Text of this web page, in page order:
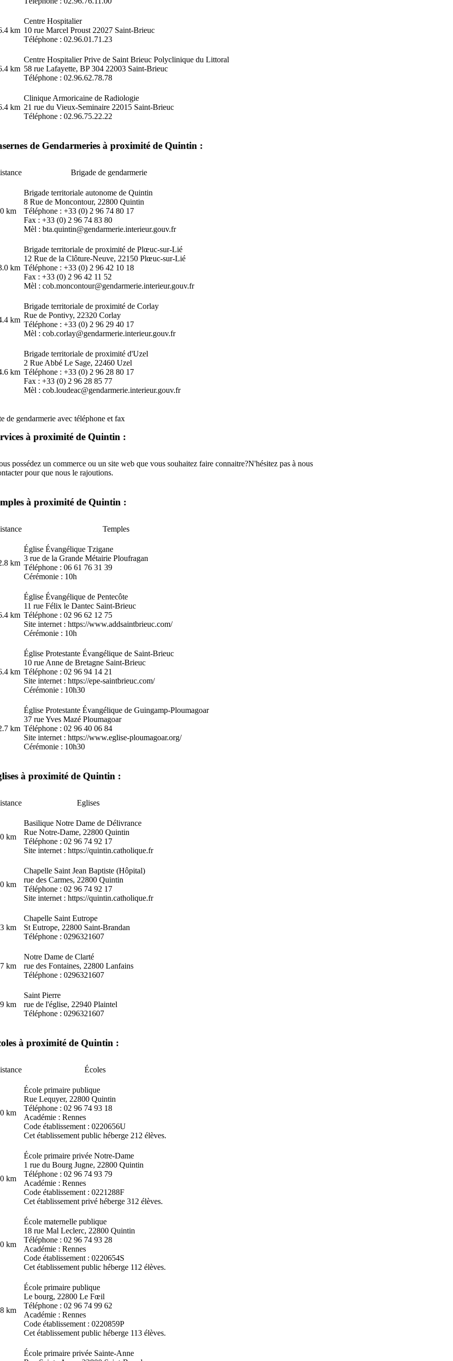
km
Centre Hospitalier
10 rue Marcel Proust 22027 Saint-Brieuc
Téléphone : 02.96.01.71.23
km
Centre Hospitalier Prive de Saint Brieuc Polyclinique du Littoral
58 rue Lafayette, BP 304 22003 Saint-Brieuc
Téléphone : 02.96.62.78.78
km
Clinique Armoricaine de Radiologie
21 rue du Vieux-Seminaire 22015 Saint-Brieuc
Téléphone : 02.96.75.22.22
de Gendarmeries à proximité de Quintin :
Brigade de gendarmerie
km
Brigade territoriale autonome de Quintin
8 Rue de Moncontour, 22800 Quintin
Téléphone : +33 (0) 2 96 74 80 17
Fax : +33 (0) 2 96 74 83 80
Mèl : bta.quintin@gendarmerie.interieur.gouv.fr
km
Brigade territoriale de proximité de Plœuc-sur-Lié
12 Rue de la Clôture-Neuve, 22150 Plœuc-sur-Lié
Téléphone : +33 (0) 2 96 42 10 18
Fax : +33 (0) 2 96 42 11 52
Mèl : cob.moncontour@gendarmerie.interieur.gouv.fr
km
Brigade territoriale de proximité de Corlay
Rue de Pontivy, 22320 Corlay
Téléphone : +33 (0) 2 96 29 40 17
Mèl : cob.corlay@gendarmerie.interieur.gouv.fr
km
Brigade territoriale de proximité d'Uzel
2 Rue Abbé Le Sage, 22460 Uzel
Téléphone : +33 (0) 2 96 28 80 17
Fax : +33 (0) 2 96 28 85 77
Mèl : cob.loudeac@gendarmerie.interieur.gouv.fr
de gendarmerie avec téléphone et fax
à proximité de Quintin :
possédez un commerce ou un site web que vous souhaitez faire connaitre?N'hésitez pas à nous
pour que nous le rajoutions.
à proximité de Quintin :
Temples
km
Église Évangélique Tzigane
3 rue de la Grande Métairie Ploufragan
Téléphone : 06 61 76 31 39
Cérémonie : 10h
km
Église Évangélique de Pentecôte
11 rue Félix le Dantec Saint-Brieuc
Téléphone : 02 96 62 12 75
Site internet : https://www.addsaintbrieuc.com/
Cérémonie : 10h
km
Église Protestante Évangélique de Saint-Brieuc
10 rue Anne de Bretagne Saint-Brieuc
Téléphone : 02 96 94 14 21
Site internet : https://epe-saintbrieuc.com/
Cérémonie : 10h30
km
Église Protestante Évangélique de Guingamp-Ploumagoar
37 rue Yves Mazé Ploumagoar
Téléphone : 02 96 40 06 84
Site internet : https://www.eglise-ploumagoar.org/
Cérémonie : 10h30
à proximité de Quintin :
Eglises
km
Basilique Notre Dame de Délivrance
Rue Notre-Dame, 22800 Quintin
Téléphone : 02 96 74 92 17
Site internet : https://quintin.catholique.fr
km
Chapelle Saint Jean Baptiste (Hôpital)
rue des Carmes, 22800 Quintin
Téléphone : 02 96 74 92 17
Site internet : https://quintin.catholique.fr
km
Chapelle Saint Eutrope
St Eutrope, 22800 Saint-Brandan
Téléphone : 0296321607
km
Notre Dame de Clarté
rue des Fontaines, 22800 Lanfains
Téléphone : 0296321607
km
Saint Pierre
rue de l'église, 22940 Plaintel
Téléphone : 0296321607
à proximité de Quintin :
Écoles
km
École primaire publique
Rue Lequyer, 22800 Quintin
Téléphone : 02 96 74 93 18
Académie : Rennes
Code établissement : 0220656U
Cet établissement public héberge 212 élèves.
km
École primaire privée Notre-Dame
1 rue du Bourg Jugne, 22800 Quintin
Téléphone : 02 96 74 93 79
Académie : Rennes
Code établissement : 0221288F
Cet établissement privé héberge 312 élèves.
km
École maternelle publique
18 rue Mal Leclerc, 22800 Quintin
Téléphone : 02 96 74 93 28
Académie : Rennes
Code établissement : 0220654S
Cet établissement public héberge 112 élèves.
km
École primaire publique
Le bourg, 22800 Le Fœil
Téléphone : 02 96 74 99 62
Académie : Rennes
Code établissement : 0220859P
Cet établissement public héberge 113 élèves.
École primaire privée Sainte-Anne